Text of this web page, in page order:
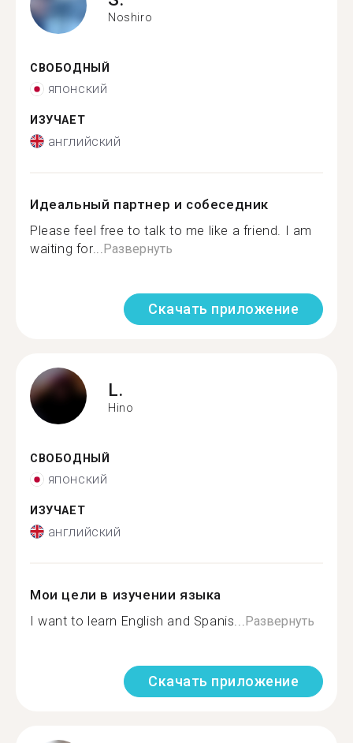
Noshiro
СВОБОДНЫЙ
японский
ИЗУЧАЕТ
английский
Идеальный партнер и собеседник
Please feel free to talk to me like a friend. I am
waiting for... Развернуть
Скачать приложение
L.
Hino
СВОБОДНЫЙ
японский
ИЗУЧАЕТ
английский
Мои цели в изучении языка
I want to learn English and Spanis... Развернуть
Скачать приложение